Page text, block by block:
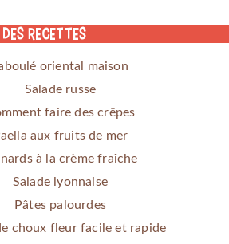
des Recettes
oriental maison
Salade russe
faire des crêpes
aux fruits de mer
à la crème fraîche
Salade lyonnaise
Pâtes palourdes
choux fleur facile et rapide